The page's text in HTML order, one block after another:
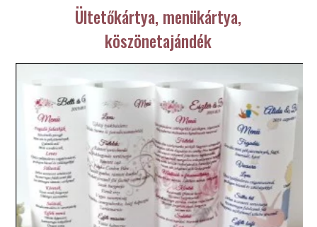
Ültetőkártya, menükártya,
köszönetajándék